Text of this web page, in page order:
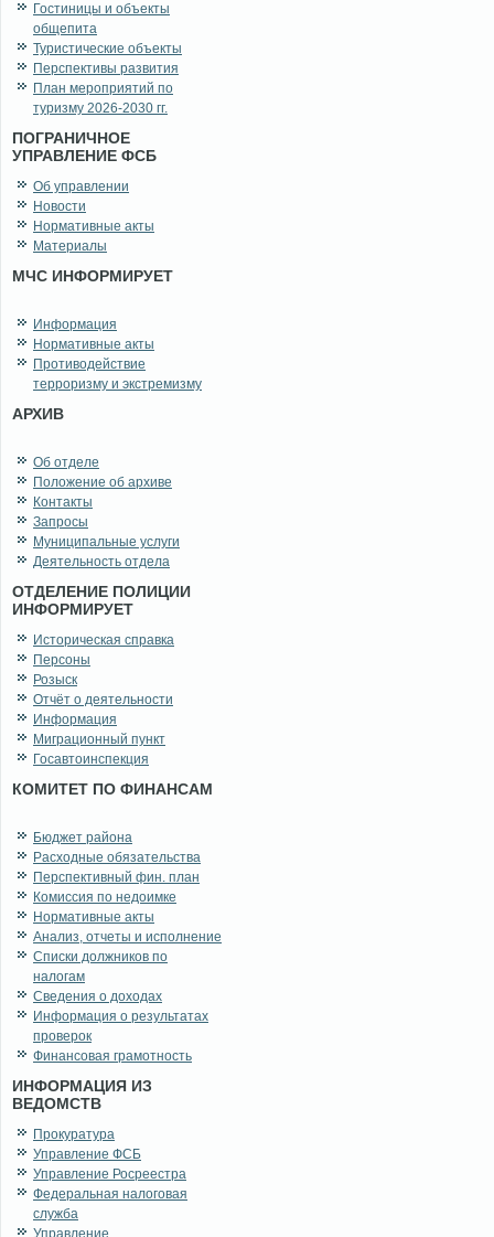
Гостиницы и объекты
общепита
Туристические объекты
Перспективы развития
План мероприятий по
туризму 2026-2030 гг.
ПОГРАНИЧНОЕ
УПРАВЛЕНИЕ ФСБ
Об управлении
Новости
Нормативные акты
Материалы
МЧС ИНФОРМИРУЕТ
Информация
Нормативные акты
Противодействие
терроризму и экстремизму
АРХИВ
Об отделе
Положение об архиве
Контакты
Запросы
Муниципальные услуги
Деятельность отдела
ОТДЕЛЕНИЕ ПОЛИЦИИ
ИНФОРМИРУЕТ
Историческая справка
Персоны
Розыск
Отчёт о деятельности
Информация
Миграционный пункт
Госавтоинспекция
КОМИТЕТ ПО ФИНАНСАМ
Бюджет района
Расходные обязательства
Перспективный фин. план
Комиссия по недоимке
Нормативные акты
Анализ, отчеты и исполнение
Списки должников по
налогам
Сведения о доходах
Информация о результатах
проверок
Финансовая грамотность
ИНФОРМАЦИЯ ИЗ
ВЕДОМСТВ
Прокуратура
Управление ФСБ
Управление Росреестра
Федеральная налоговая
служба
Управление